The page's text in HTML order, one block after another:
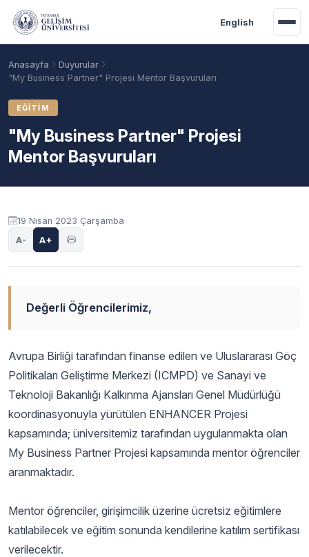
Ana içeriğe geç
English
Akademik Takvim
Anasayfa
Duyurular
"My Business Partner" Projesi Mentor Başvuruları
EĞITIM
"My Business Partner" Projesi
Mentor Başvuruları
Duyuru içeriği
19 Nisan 2023 Çarşamba
A- A+
Değerli Öğrencilerimiz,
Avrupa Birliği tarafından finanse edilen ve Uluslararası Göç
Politikaları Geliştirme Merkezi (ICMPD) ve Sanayi ve
Teknoloji Bakanlığı Kalkınma Ajansları Genel Müdürlüğü
koordinasyonuyla yürütülen ENHANCER Projesi
kapsamında; üniversitemiz tarafından uygulanmakta olan
My Business Partner Projesi kapsamında mentor öğrenciler
aranmaktadır.
Mentor öğrenciler, girişimcilik üzerine ücretsiz eğitimlere
katılabilecek ve eğitim sonunda kendilerine katılım sertifikası
verilecektir.